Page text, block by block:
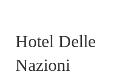
Hotel Delle
Nazioni